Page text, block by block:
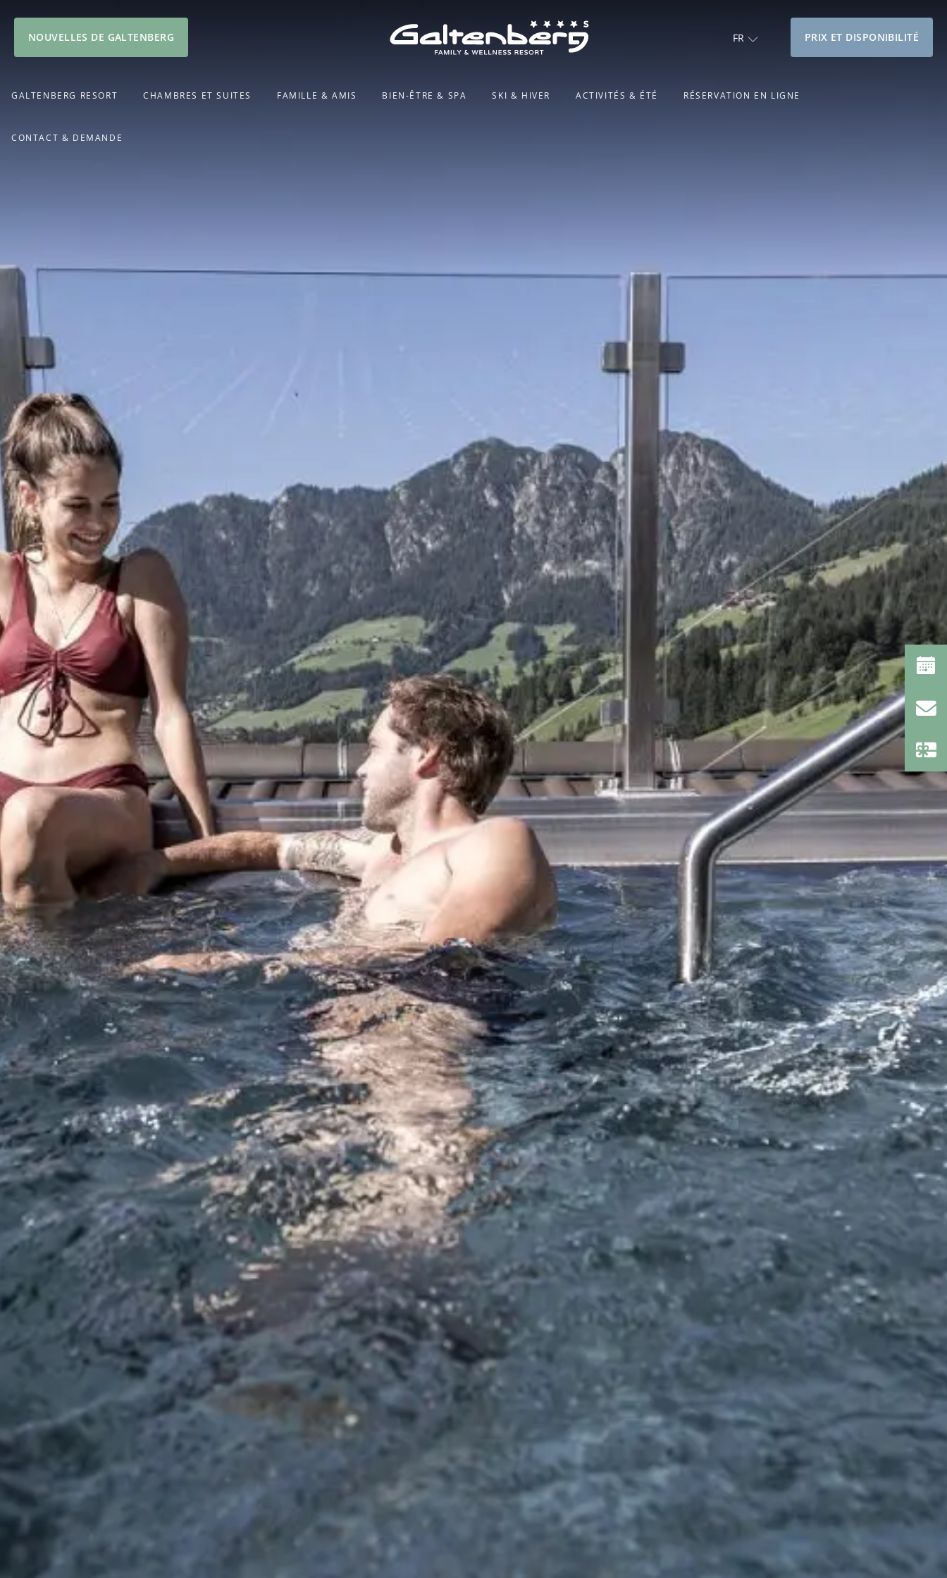
NOUVELLES DE GALTENBERG FR PRIX ET DISPONIBILITÉ
GALTENBERG RESORT CHAMBRES ET SUITES FAMILLE & AMIS BIEN-ÊTRE & SPA SKI & HIVER ACTIVITÉS & ÉTÉ RÉSERVATION EN LIGNE
CONTACT & DEMANDE